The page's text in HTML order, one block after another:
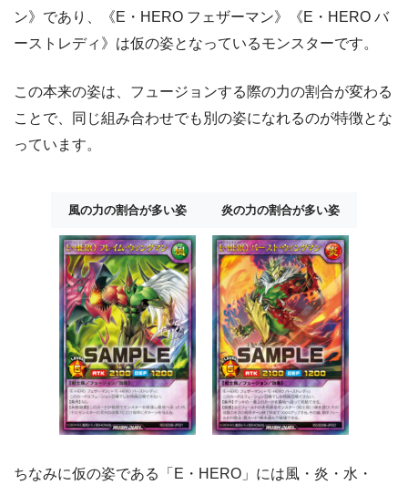
ン》であり、《E・HERO フェザーマン》《E・HERO バ
ーストレディ》は仮の姿となっているモンスターです。
この本来の姿は、フュージョンする際の力の割合が変わる
ことで、同じ組み合わせでも別の姿になれるのが特徴とな
っています。
風の力の割合が多い姿 炎の力の割合が多い姿
ちなみに仮の姿である「E・HERO」には風・炎・水・